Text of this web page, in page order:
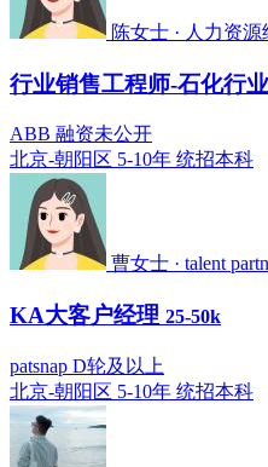
陈女士 · 人力资源
行业销售工程师-石化行业
ABB 融资未公开
北京-朝阳区 5-10年 统招本科
曹女士 · talent
KA大客户经理 25-50k
patsnap D轮及以上
北京-朝阳区 5-10年 统招本科